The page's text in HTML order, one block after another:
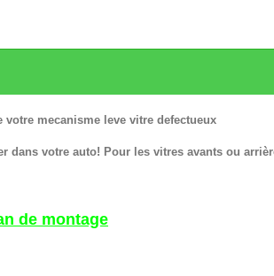
mecanisme leve vitre defectueux
dans votre auto! Pour les vitres avants ou
de montage